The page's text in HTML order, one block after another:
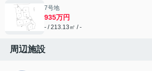
7号地
935万円
- / 213.13㎡ / -
周辺施設